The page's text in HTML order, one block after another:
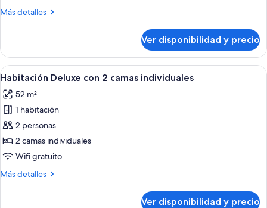
cama
Más detalles
Más
superior,
cama
size
Ver disponibilidad y precio
Ver
todas
las
fotos
de
Habitación
Deluxe
2
Habitación de hotel con dos camas,
4
Habitación Deluxe con 2 camas individuales
52 m²
1 habitación
2 personas
2 camas individuales
Wifi gratuito
Más detalles
Más
Ver disponibilidad y precio